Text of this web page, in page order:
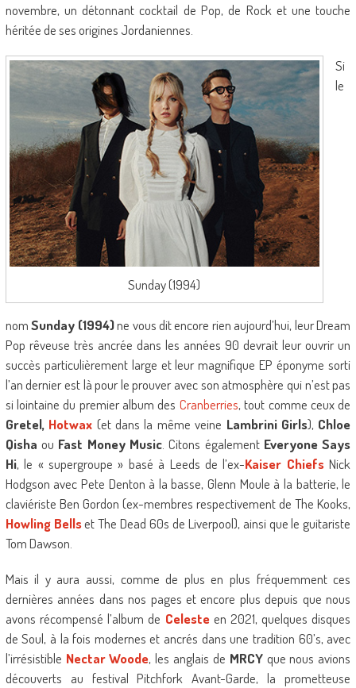
novembre, un détonnant cocktail de Pop, de Rock et une touche
héritée de ses origines Jordaniennes.
Sunday (1994)
Si
le
nomSunday (1994)ne vous dit encore rien aujourd’hui, leur Dream
Pop rêveuse très ancrée dans les années 90 devrait leur ouvrir un
succès particulièrement large et leur magnifique EP éponyme sorti
l’an dernier est là pour le prouver avec son atmosphère qui n’est pas
si lointaine du premier album des Cranberries, tout comme ceux de
Gretel, Hotwax (et dans la même veine Lambrini Girls), Chloe
Qisha ou Fast Money Music . Citons également Everyone Says
Hi, le « supergroupe » basé à Leeds de l’ex-Kaiser ChiefsNick
Hodgson avec Pete Denton à la basse, Glenn Moule à la batterie, le
claviériste Ben Gordon (ex-membres respectivement de The Kooks,
Howling Bellset The Dead 60s de Liverpool), ainsi que le guitariste
Tom Dawson.
Mais il y aura aussi, comme de plus en plus fréquemment ces
dernières années dans nos pages et encore plus depuis que nous
avons récompensé l’album de Celesteen 2021, quelques disques
de Soul, à la fois modernes et ancrés dans une tradition 60’s, avec
l’irrésistible Nectar Woode, les anglais de MRCY que nous avions
découverts au festival Pitchfork Avant-Garde, la prometteuse